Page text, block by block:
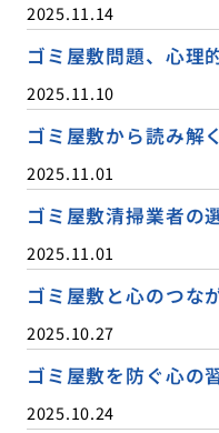
2025.11.14
ゴミ屋敷問題、心理
2025.11.10
ゴミ屋敷から読み解
2025.11.01
ゴミ屋敷清掃業者の
2025.11.01
ゴミ屋敷と心のつな
2025.10.27
ゴミ屋敷を防ぐ心の
2025.10.24